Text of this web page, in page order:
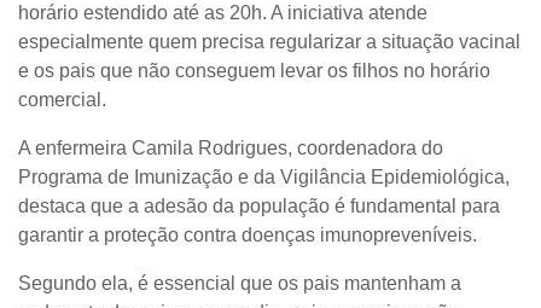
horário estendido até as 20h. A iniciativa atende
especialmente quem precisa regularizar a situação vacinal
e os pais que não conseguem levar os filhos no horário
comercial.
A enfermeira Camila Rodrigues, coordenadora do
Programa de Imunização e da Vigilância Epidemiológica,
destaca que a adesão da população é fundamental para
garantir a proteção contra doenças imunopreveníveis.
Segundo ela, é essencial que os pais mantenham a